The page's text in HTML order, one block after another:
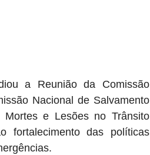
a Reunião da Comissão
Nacional de Salvamento
e Lesões no Trânsito
fortalecimento das políticas